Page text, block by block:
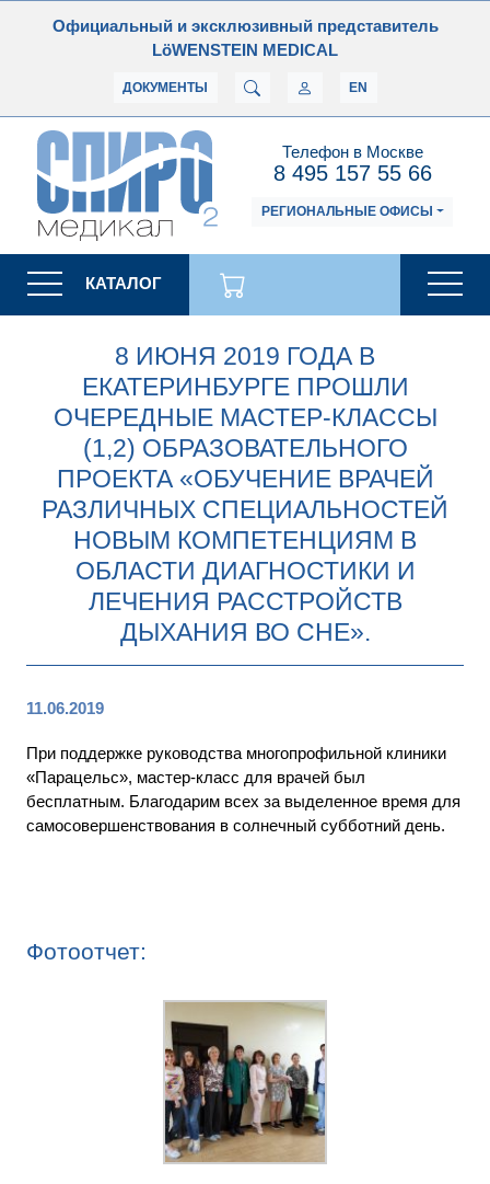
Официальный и эксклюзивный представитель
LöWENSTEIN MEDICAL
ДОКУМЕНТЫ EN
Телефон в Москве
8 495 157 55 66
РЕГИОНАЛЬНЫЕ ОФИСЫ
КАТАЛОГ
8 ИЮНЯ 2019 ГОДА В
ЕКАТЕРИНБУРГЕ ПРОШЛИ
ОЧЕРЕДНЫЕ МАСТЕР-КЛАССЫ
(1,2) ОБРАЗОВАТЕЛЬНОГО
ПРОЕКТА «ОБУЧЕНИЕ ВРАЧЕЙ
РАЗЛИЧНЫХ СПЕЦИАЛЬНОСТЕЙ
НОВЫМ КОМПЕТЕНЦИЯМ В
ОБЛАСТИ ДИАГНОСТИКИ И
ЛЕЧЕНИЯ РАССТРОЙСТВ
ДЫХАНИЯ ВО СНЕ».
11.06.2019
При поддержке руководства многопрофильной клиники
«Парацельс», мастер-класс для врачей был
бесплатным. Благодарим всех за выделенное время для
самосовершенствования в солнечный субботний день.
Фотоотчет: